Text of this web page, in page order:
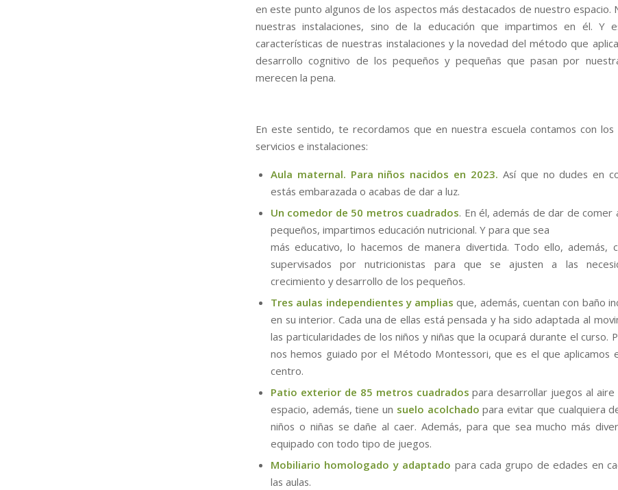
en este punto algunos de los aspectos más destacados de nuestro espacio.
nuestras instalaciones, sino de la educación que impartimos en él. Y
características de nuestras instalaciones y la novedad del método que
desarrollo cognitivo de los pequeños y pequeñas que pasan por
merecen la pena.
En este sentido, te recordamos que en nuestra escuela contamos con los
servicios e instalaciones:
Aula maternal. Para niños nacidos en 2023. Así que no dudes en
estás embarazada o acabas de dar a luz.
Un comedor de 50 metros cuadrados. En él, además de dar de comer
pequeños, impartimos educación nutricional. Y para que sea
más educativo, lo hacemos de manera divertida. Todo ello, además,
supervisados por nutricionistas para que se ajusten a las
crecimiento y desarrollo de los pequeños.
Tres aulas independientes y amplias que, además, cuentan con baño
en su interior. Cada una de ellas está pensada y ha sido adaptada al
las particularidades de los niños y niñas que la ocupará durante el curso.
nos hemos guiado por el Método Montessori, que es el que aplicamos
centro.
Patio exterior de 85 metros cuadrados para desarrollar juegos al aire
espacio, además, tiene un suelo acolchado para evitar que cualquiera
niños o niñas se dañe al caer. Además, para que sea mucho más
equipado con todo tipo de juegos.
Mobiliario homologado y adaptado para cada grupo de edades en
las aulas.